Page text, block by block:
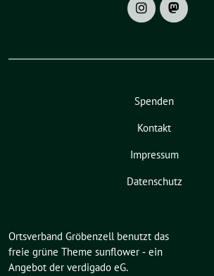
Spenden
Kontakt
Impressum
Datenschutz
Ortsverband Gröbenzell benutzt das
freie grüne Theme sunflower ‐ ein
Angebot der verdigado eG.